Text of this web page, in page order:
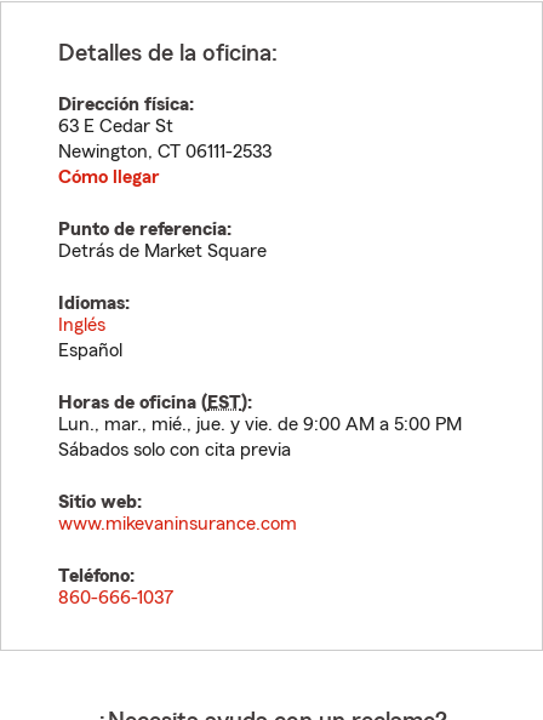
Detalles de la oficina:
Dirección física:
63 E Cedar St
Newington, CT 06111-2533
Cómo llegar
Punto de referencia:
Detrás de Market Square
Idiomas:
Inglés
Español
Horas de oficina (EST):
Lun., mar., mié., jue. y vie. de 9:00 AM a 5:00 PM
Sábados solo con cita previa
Sitio web:
www.mikevaninsurance.com
Teléfono:
860-666-1037